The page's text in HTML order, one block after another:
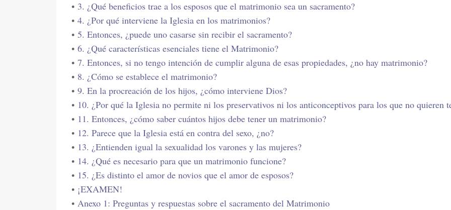
• 3. ¿Qué beneficios trae a los esposos que el matrimonio sea un sacramento?
• 4. ¿Por qué interviene la Iglesia en los matrimonios?
• 5. Entonces, ¿puede uno casarse sin recibir el sacramento?
• 6. ¿Qué características esenciales tiene el Matrimonio?
• 7. Entonces, si no tengo intención de cumplir alguna de esas propiedades, ¿no hay matrimonio?
• 8. ¿Cómo se establece el matrimonio?
• 9. En la procreación de los hijos, ¿cómo interviene Dios?
• 10. ¿Por qué la Iglesia no permite ni los preservativos ni los anticonceptivos para los que no quieren
• 11. Entonces, ¿cómo saber cuántos hijos debe tener un matrimonio?
• 12. Parece que la Iglesia está en contra del sexo, ¿no?
• 13. ¿Entienden igual la sexualidad los varones y las mujeres?
• 14. ¿Qué es necesario para que un matrimonio funcione?
• 15. ¿Es distinto el amor de novios que el amor de esposos?
• ¡EXAMEN!
• Anexo 1: Preguntas y respuestas sobre el sacramento del Matrimonio